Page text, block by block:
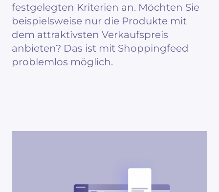
festgelegten Kriterien an. Möchten Sie
beispielsweise nur die Produkte mit
dem attraktivsten Verkaufspreis
anbieten? Das ist mit Shoppingfeed
problemlos möglich.